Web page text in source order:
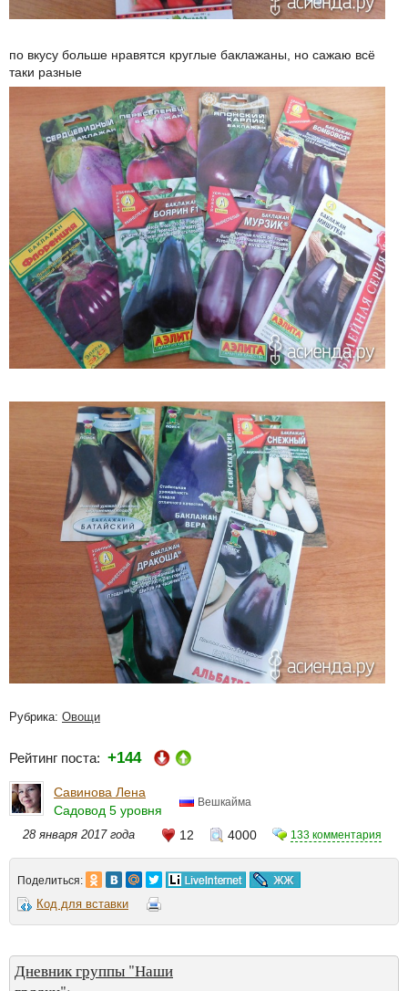
по вкусу больше нравятся круглые баклажаны, но сажаю всё
таки разные
Рубрика: Овощи
Рейтинг поста: +144
Савинова Лена
Садовод 5 уровня
Вешкайма
28 января 2017 года 12 4000 133 комментария
Поделиться:
Код для вставки
Дневник группы "Наши